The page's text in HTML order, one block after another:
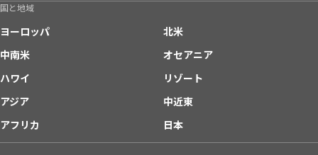
国と地域
ヨーロッパ
北米
中南米
オセアニア
ハワイ
リゾート
アジア
中近東
アフリカ
日本